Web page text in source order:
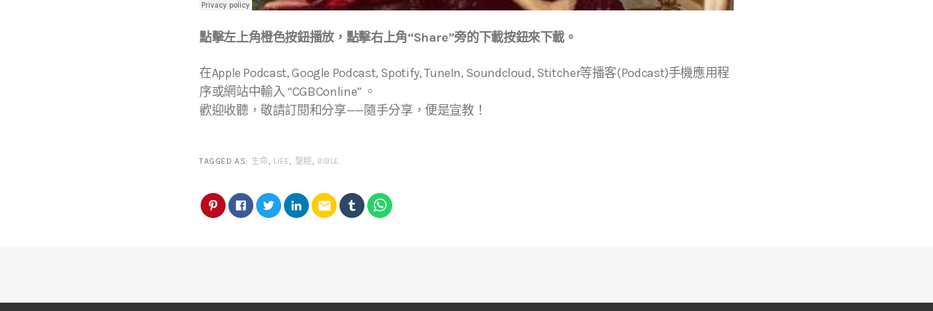
點擊左上角橙色按鈕播放，點擊右上角“Share”旁的下載按鈕來下載。
在Apple Podcast, Google Podcast, Spotify, TuneIn, Soundcloud, Stitcher等播客(Podcast)手機應用程
序或網站中輸入 “CGBConline” 。
歡迎收聽，敬請訂閱和分享——隨手分享，便是宣教！
TAGGED AS: 生命 LIFE 聖經 BIBLE
email